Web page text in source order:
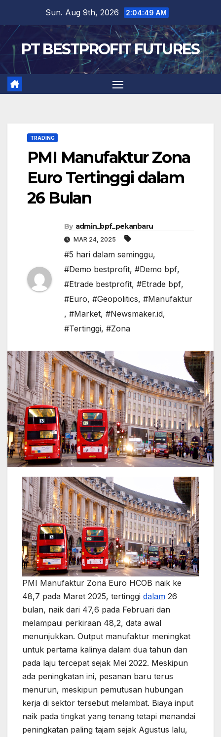
content
Sun. Aug 9th, 2026 2:04:49 AM
PT BESTPROFIT FUTURES
TRADING
PMI Manufaktur Zona
Euro Tertinggi dalam
26 Bulan
By admin_bpf_pekanbaru
MAR 24, 2025
#5 hari dalam seminggu,
#Demo bestprofit, #Demo bpf,
#Etrade bestprofit, #Etrade bpf,
#Euro, #Geopolitics, #Manufaktur
, #Market, #Newsmaker.id,
#Tertinggi, #Zona
PMI Manufaktur Zona Euro HCOB naik ke
48,7 pada Maret 2025, tertinggi dalam 26
bulan, naik dari 47,6 pada Februari dan
melampaui perkiraan 48,2, data awal
menunjukkan. Output manufaktur meningkat
untuk pertama kalinya dalam dua tahun dan
pada laju tercepat sejak Mei 2022. Meskipun
ada peningkatan ini, pesanan baru terus
menurun, meskipun pemutusan hubungan
kerja di sektor tersebut melambat. Biaya input
naik pada tingkat yang tenang tetapi menandai
peningkatan paling tajam sejak Agustus lalu,